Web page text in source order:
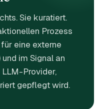
Sie kuratiert.
Prozess
eine externe
im Signal an
Provider,
gepflegt wird.